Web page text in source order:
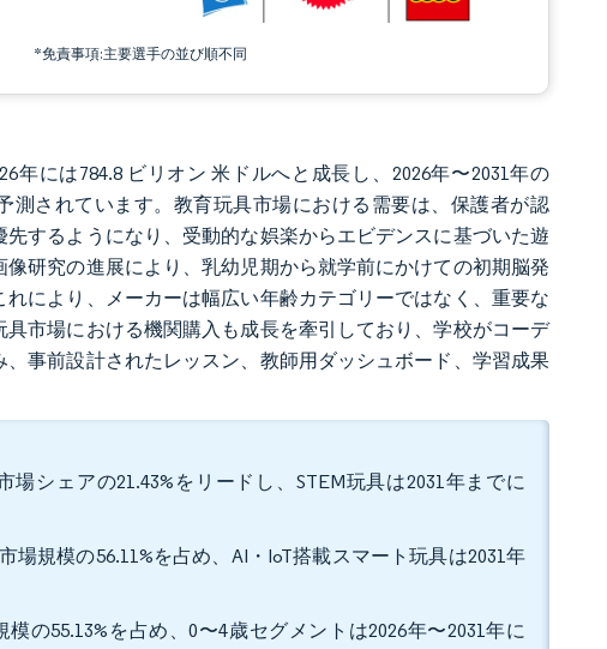
*免責事項:主要選手の並び順不同
年には784.8 ビリオン 米ドルへと成長し、2026年〜2031年の
測されています。教育玩具市場における需要は、保護者が認
するようになり、受動的な娯楽からエビデンスに基づいた遊
研究の進展により、乳幼児期から就学前にかけての初期脳発
により、メーカーは幅広い年齢カテゴリーではなく、重要な
市場における機関購入も成長を牽引しており、学校がコーデ
事前設計されたレッスン、教師用ダッシュボード、学習成果
シェアの21.43%をリードし、STEM玩具は2031年までに
規模の56.11%を占め、AI・IoT搭載スマート玩具は2031年
の55.13%を占め、0〜4歳セグメントは2026年〜2031年に